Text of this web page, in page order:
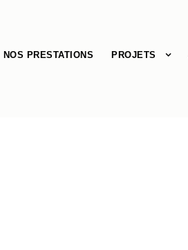
NOS PRESTATIONS PROJETS